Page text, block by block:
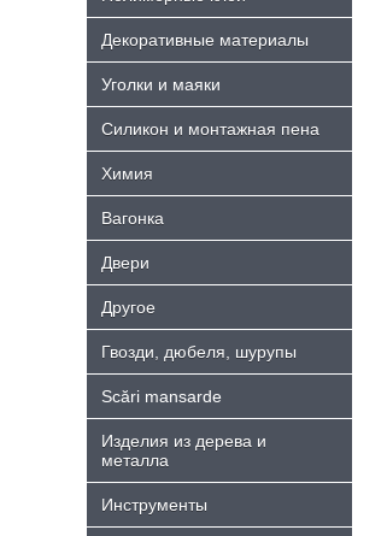
Декоративные материалы
Уголки и маяки
Силикон и монтажная пена
Химия
Bагонка
Двери
Другое
Гвозди, дюбеля, шурупы
Scări mansarde
Изделия из дерева и
металла
Инструменты